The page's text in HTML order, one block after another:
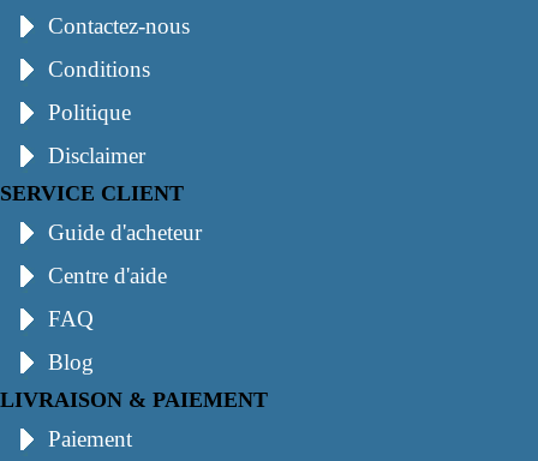
Contactez-nous
Conditions
Politique
Disclaimer
SERVICE CLIENT
Guide d'acheteur
Centre d'aide
FAQ
Blog
LIVRAISON & PAIEMENT
Paiement